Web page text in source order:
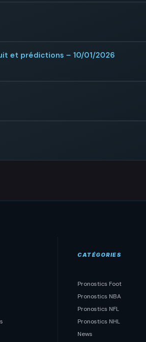
et prédictions – 10/01/2026
CATÉGORIES
Pronostics Foot
Pronostics NBA
Pronostics NFL
Pronostics NHL
News